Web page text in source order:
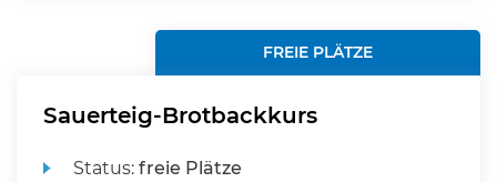
FREIE PLÄTZE
Sauerteig-Brotbackkurs
Status:freie Plätze